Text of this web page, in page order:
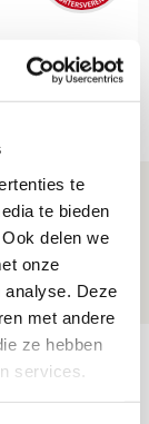
te
te bieden
delen we
onze
analyse. Deze
met andere
ze hebben
services.
over PEC
begin